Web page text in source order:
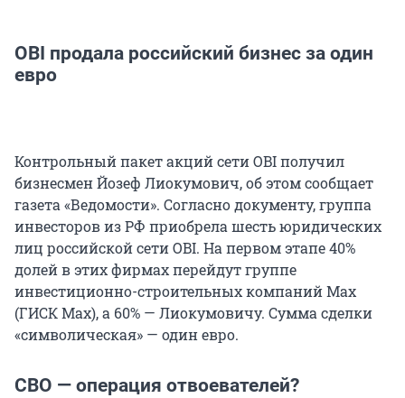
OBI продала российский бизнес за один
евро
Контрольный пакет акций сети OBI получил
бизнесмен Йозеф Лиокумович, об этом сообщает
газета «Ведомости». Согласно документу, группа
инвесторов из РФ приобрела шесть юридических
лиц российской сети OBI. На первом этапе 40%
долей в этих фирмах перейдут группе
инвестиционно-строительных компаний Max
(ГИСК Маx), а 60% — Лиокумовичу. Сумма сделки
«символическая» — один евро.
СВО — операция отвоевателей?